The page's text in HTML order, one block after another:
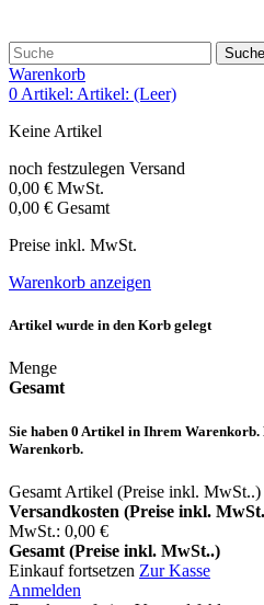
Suche
Warenkorb
0 Artikel: Artikel: (Leer)
Keine Artikel
noch festzulegen Versand
0,00 € MwSt.
0,00 € Gesamt
Preise inkl. MwSt.
Warenkorb anzeigen
Artikel wurde in den Korb gelegt
Menge
Gesamt
Sie haben 0 Artikel in Ihrem Warenkorb.
Warenkorb.
Gesamt Artikel (Preise inkl. MwSt..)
Versandkosten (Preise inkl.
MwSt.: 0,00 €
Gesamt (Preise inkl. MwSt..)
Einkauf fortsetzen Zur Kasse
Anmelden